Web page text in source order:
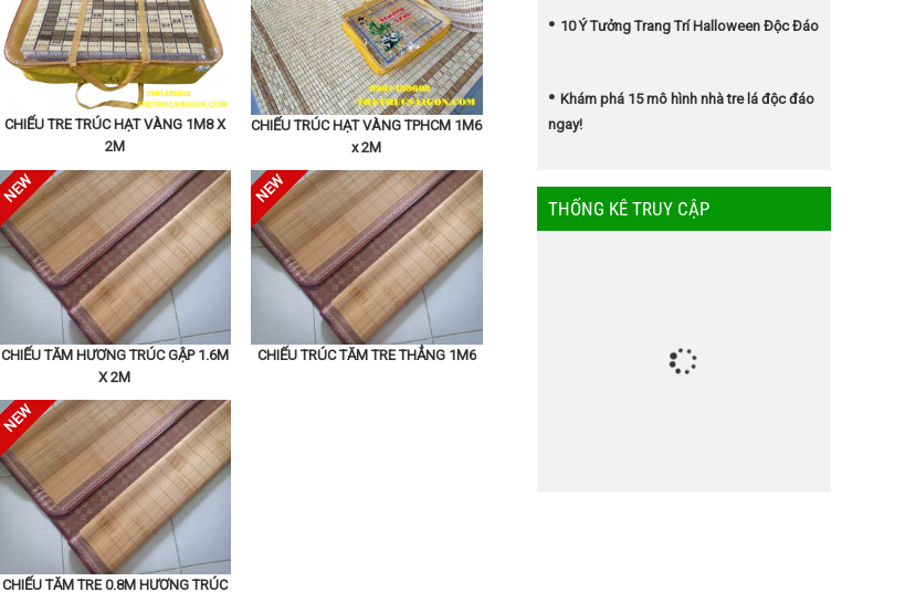
CHIẾU TRE TRÚC HẠT VÀNG 1M8 X
2M
CHIẾU TRÚC HẠT VÀNG TPHCM 1M6
x 2M
CHIẾU TĂM HƯƠNG TRÚC GẬP 1.6M
X 2M
CHIẾU TRÚC TĂM TRE THẲNG 1M6
CHIẾU TĂM TRE 0.8M HƯƠNG TRÚC
10 Ý Tưởng Trang Trí Halloween Độc Đáo
Khám phá 15 mô hình nhà tre lá độc đáo
ngay!
THỐNG KÊ TRUY CẬP